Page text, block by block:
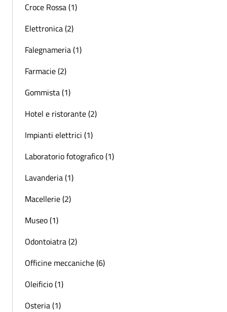
Croce Rossa (1)
Elettronica (2)
Falegnameria (1)
Farmacie (2)
Gommista (1)
Hotel e ristorante (2)
Impianti elettrici (1)
Laboratorio fotografico (1)
Lavanderia (1)
Macellerie (2)
Museo (1)
Odontoiatra (2)
Officine meccaniche (6)
Oleificio (1)
Osteria (1)